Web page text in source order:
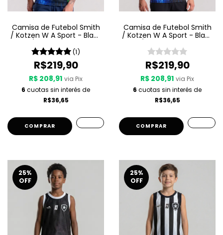
Camisa de Futebol Smith
/ Kotzen W A Sport - Black
(1)
R$219,90
R$ 208,91 via Pix
6 cuotas sin interés de
R$36,65
COMPRAR
Camisa de Futebol Smith
/ Kotzen W A Sport - Black
R$219,90
R$ 208,91 via Pix
6 cuotas sin interés de
R$36,65
COMPRAR
25%
OFF
25%
OFF